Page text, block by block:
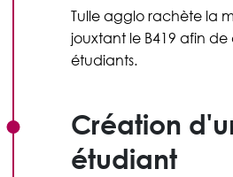
Tulle agglo rachète la
jouxtant le B419 afin de
étudiants.
Création
étudiant